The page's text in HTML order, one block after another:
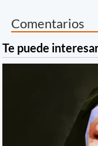
Comentarios